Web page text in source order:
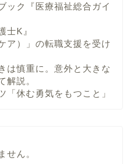
ック『医療福祉総合ガイ
士K』
ア）」の転職支援を受け
は慎重に。意外と大きな
解説。
「休む勇気をもつこと」
せん。